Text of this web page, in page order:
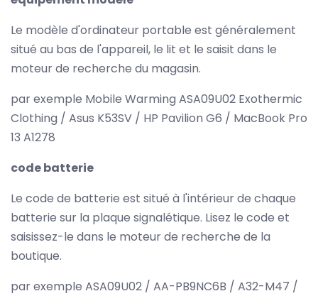
Le modèle d'ordinateur portable est généralement
situé au bas de l'appareil, le lit et le saisit dans le
moteur de recherche du magasin.
par exemple Mobile Warming ASA09U02 Exothermic
Clothing / Asus K53SV / HP Pavilion G6 / MacBook Pro
13 A1278
code batterie
Le code de batterie est situé à l'intérieur de chaque
batterie sur la plaque signalétique. Lisez le code et
saisissez-le dans le moteur de recherche de la
boutique.
par exemple ASA09U02 / AA-PB9NC6B / A32-M47 /